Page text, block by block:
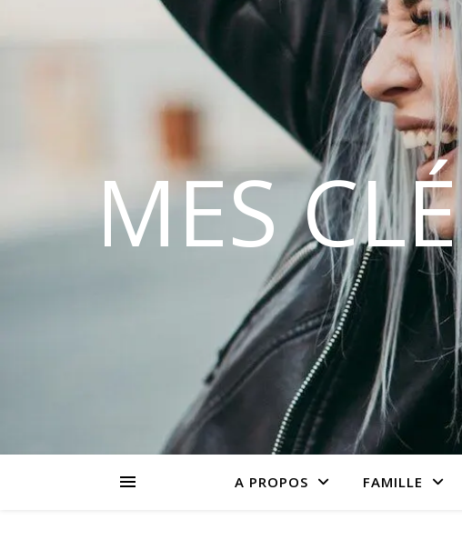
MES
A PROPOS FAMILLE